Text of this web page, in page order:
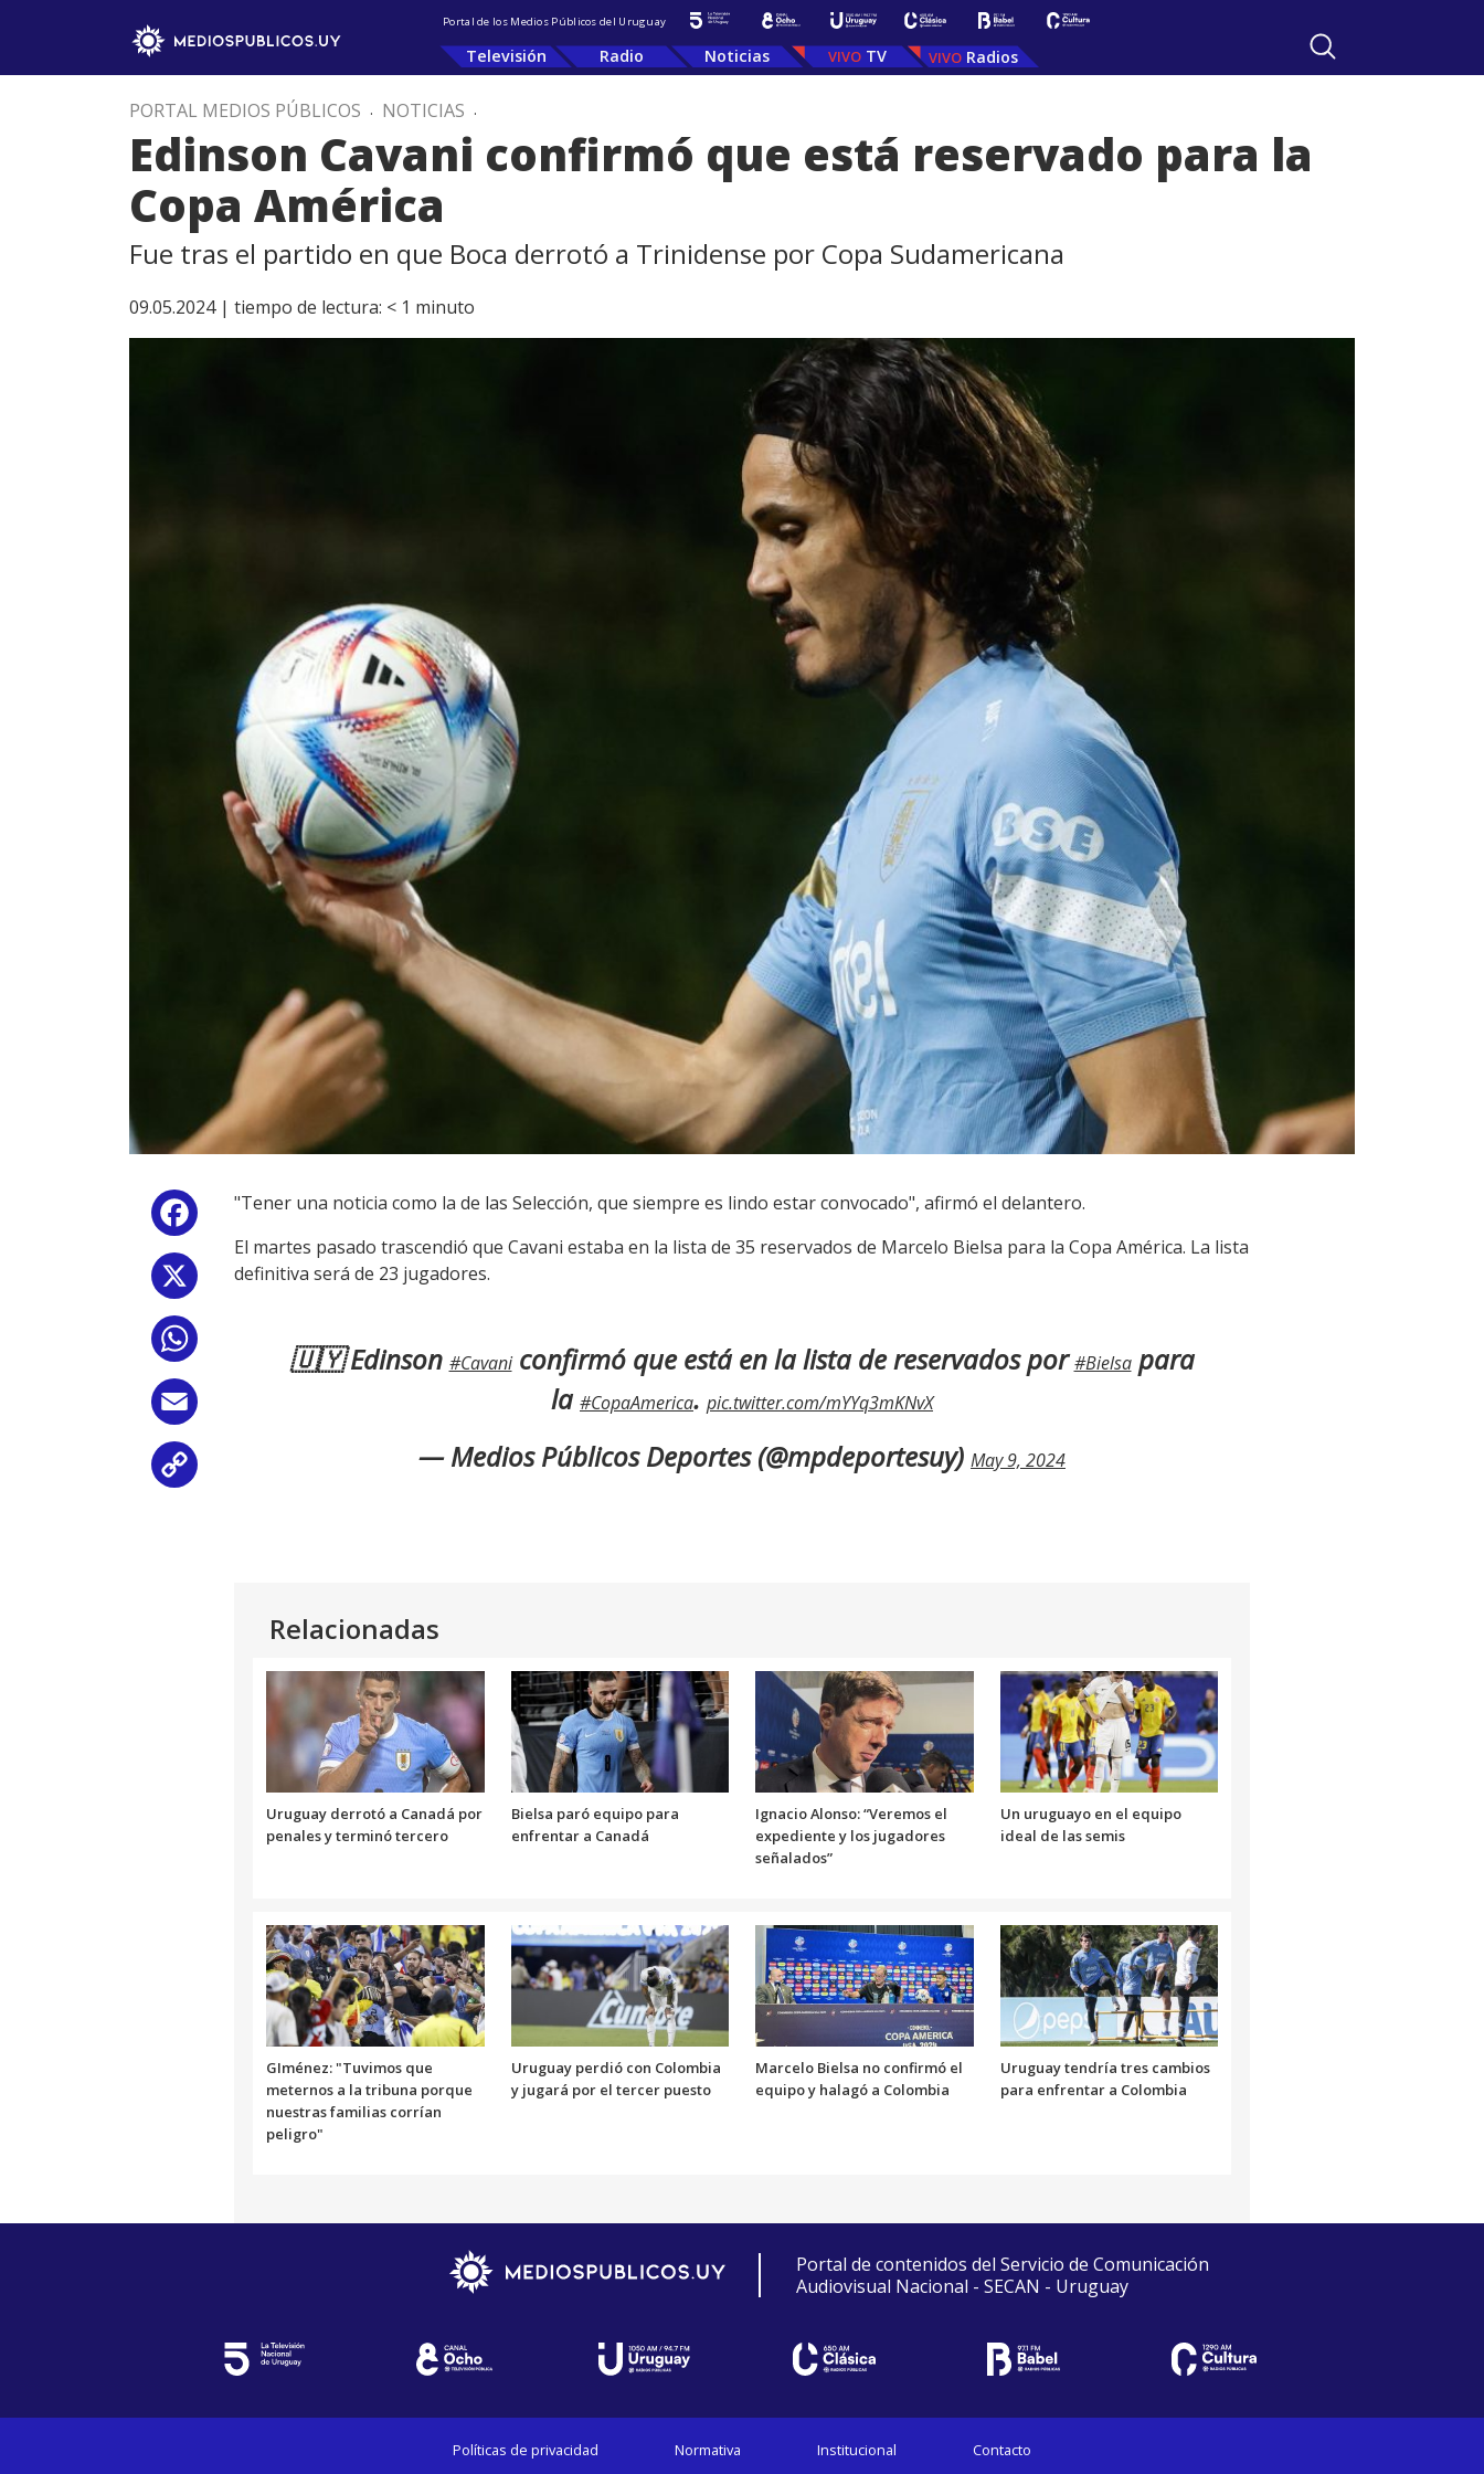
Portal de los Medios Públicos del Uruguay
Televisión Radio Noticias TV Radios
PORTAL MEDIOS PÚBLICOS . NOTICIAS .
Edinson Cavani confirmó que está reservado para la
Copa América
Fue tras el partido en que Boca derrotó a Trinidense por Copa Sudamericana
09.05.2024 | tiempo de lectura: < 1 minuto
Facebook
"Tener una noticia como la de las Selección, que siempre es lindo estar convocado", afirmó el delantero.
El martes pasado trascendió que Cavani estaba en la lista de 35 reservados de Marcelo Bielsa para la Copa América. La lista
definitiva será de 23 jugadores.
🇺🇾 Edinson #Cavaniconfirmó que está en la lista de reservados por#Bielsapara
la #CopaAmerica. pic.twitter.com/mYYq3mKNvX
— Medios Públicos Deportes (@mpdeportesuy) May 9, 2024
Relacionadas
Uruguay derrotó a Canadá por
penales y terminó tercero
Bielsa paró equipo para
enfrentar a Canadá
Ignacio Alonso: “Veremos el
expediente y los jugadores
señalados”
Un uruguayo en el equipo
ideal de las semis
GIménez: "Tuvimos que
meternos a la tribuna porque
nuestras familias corrían
peligro"
Uruguay perdió con Colombia
y jugará por el tercer puesto
Marcelo Bielsa no confirmó el
equipo y halagó a Colombia
Uruguay tendría tres cambios
para enfrentar a Colombia
Portal de contenidos del Servicio de Comunicación
Audiovisual Nacional - SECAN - Uruguay
Políticas de privacidad Normativa Institucional Contacto